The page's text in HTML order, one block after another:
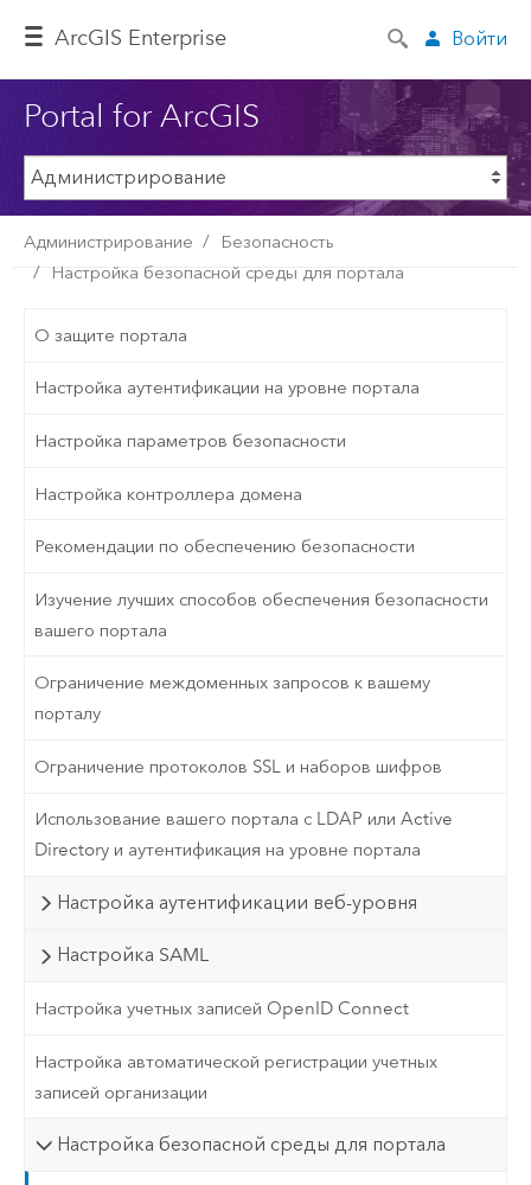
ArcGIS Enterprise Войти
Portal for ArcGIS
Администрирование
Безопасность
Настройка безопасной среды для портала
О защите портала
Настройка аутентификации на уровне портала
Настройка параметров безопасности
Настройка контроллера домена
Рекомендации по обеспечению безопасности
Изучение лучших способов обеспечения безопасности
вашего портала
Ограничение междоменных запросов к вашему
порталу
Ограничение протоколов SSL и наборов шифров
Использование вашего портала с LDAP или Active
Directory и аутентификация на уровне портала
Настройка аутентификации веб-уровня
Настройка SAML
Настройка учетных записей OpenID Connect
Настройка автоматической регистрации учетных
записей организации
Настройка безопасной среды для портала